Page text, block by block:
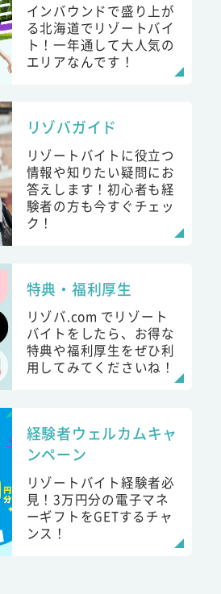
インバウンドで盛り上が
る北海道でリゾートバイ
ト！一年通して大人気の
エリアなんです！
リゾバガイド
リゾートバイトに役立つ
情報や知りたい疑問にお
答えします！初心者も経
験者の方も今すぐチェッ
ク！
特典・福利厚生
リゾバ.com でリゾート
バイトをしたら、お得な
特典や福利厚生をぜひ利
用してみてくださいね！
経験者ウェルカムキャ
ンペーン
リゾートバイト経験者必
見！3万円分の電子マネ
ーギフトをGETするチャ
ンス！